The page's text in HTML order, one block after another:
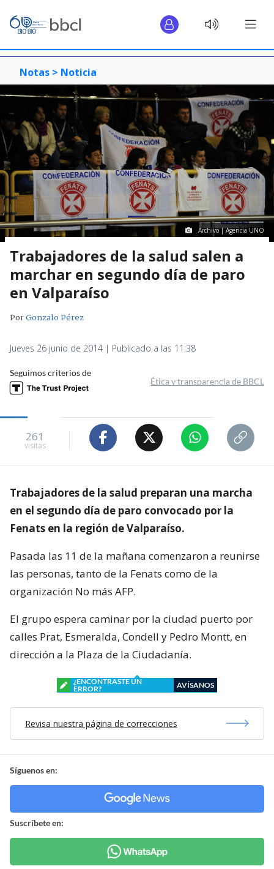
Notas > Noticia
Archivo | Agencia UNO
Trabajadores de la salud salen a
marchar en segundo día de paro
en Valparaíso
PorGonzalo Pérez
Jueves 26 junio de 2014 | Publicado a las 11:38
Seguimos criterios de
Ética y transparencia de BBCL
261
visitas
Trabajadores de la salud preparan una marcha
en el segundo día de paro convocado por la
Fenats en la región de Valparaíso.
Pasada las 11 de la mañana comenzaron a reunirse
las personas, tanto de la Fenats como de la
organización No más AFP.
El grupo espera caminar por la ciudad puerto por
calles Prat, Esmeralda, Condell y Pedro Montt, en
dirección a la Plaza de la Ciudadanía.
¿ENCONTRASTE UN
ERROR?
AVÍSANOS
Revisa nuestra página de correcciones
Síguenos en:
Suscríbete en: